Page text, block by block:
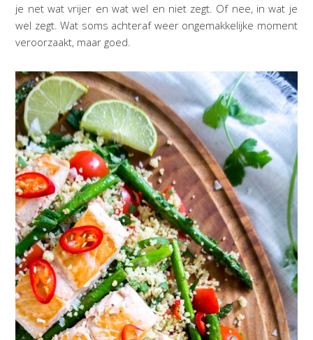
je net wat vrijer en wat wel en niet zegt. Of nee, in wat je
wel zegt. Wat soms achteraf weer ongemakkelijke moment
veroorzaakt, maar goed.